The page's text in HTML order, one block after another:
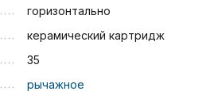
горизонтально
керамический картридж
35
рычажное